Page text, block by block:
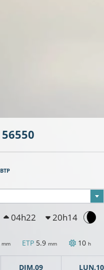
56550
BTP
04h22 20h14
mm ETP 5.9 mm 10 h
DIM.09 LUN.10